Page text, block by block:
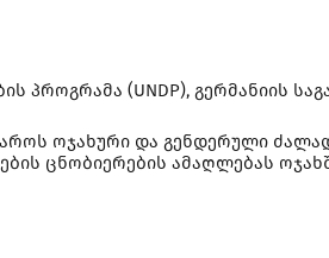
პროგრამა (UNDP), გერმანიის
ოჯახური და გენდერული
ცნობიერების ამაღლებას